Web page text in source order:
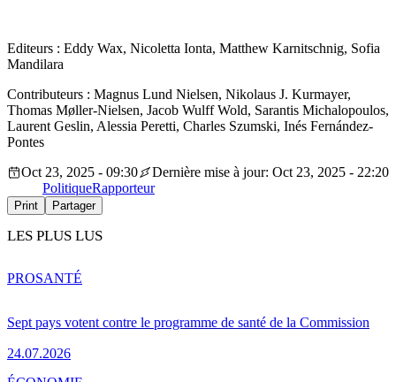
Editeurs : Eddy Wax, Nicoletta Ionta, Matthew Karnitschnig, Sofia
Mandilara
Contributeurs : Magnus Lund Nielsen, Nikolaus J. Kurmayer,
Thomas Møller-Nielsen, Jacob Wulff Wold, Sarantis Michalopoulos,
Laurent Geslin, Alessia Peretti, Charles Szumski, Inés Fernández-
Pontes
Oct 23, 2025 - 09:30
Dernière mise à jour: Oct 23, 2025 - 22:20
PolitiqueRapporteur
Print Partager
LES PLUS LUS
Sept pays votent contre le programme de santé de la Commission
24.07.2026
PROSANTÉ